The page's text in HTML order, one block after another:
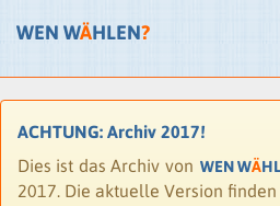
WEN WÄHLEN?
ACHTUNG: Archiv 2017!
Dies ist das Archiv von WEN WÄ
2017. Die aktuelle Version finden